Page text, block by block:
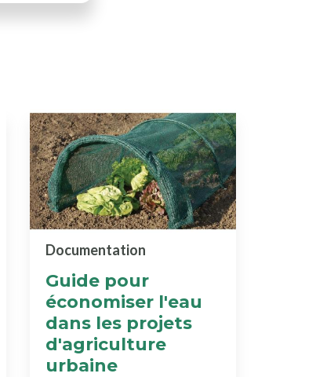
Guide pour
économiser l'eau
dans les projets
d'agriculture
urbaine
Documentation